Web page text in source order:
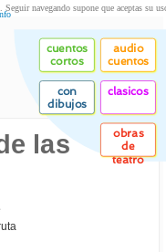
cuentos
cortos
audio
cuentos
con
dibujos
clasicos
obras
de
teatro
las
navegando supone que aceptas su